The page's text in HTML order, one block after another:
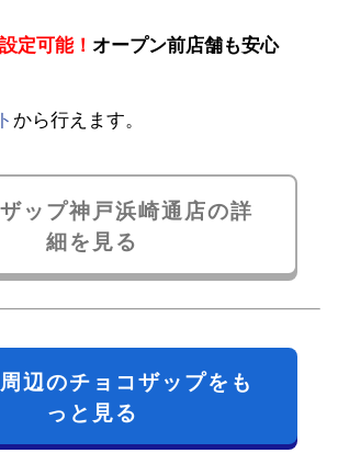
定可能！ オープン前店舗も安心
から行えます。
ップ神戸浜崎通店の詳
細を見る
辺のチョコザップをも
っと見る